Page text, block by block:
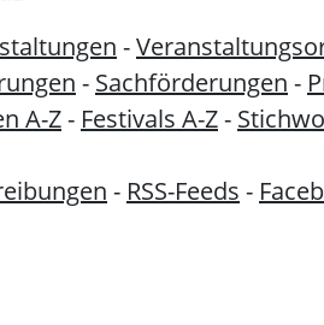
-
- Sachförderungen -
A-Z- Festivals A-Z-
- RSS-Feeds -